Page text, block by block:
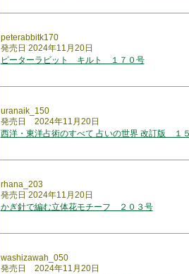
peterabbitk170
発売日 2024年11月20日
ピーターラビット キルト １７０号
uranaik_150
発売日 2024年11月20日
西洋・東洋占術のすべて 占いの世界 改訂版 １
rhana_203
発売日 2024年11月20日
かぎ針で編む立体花モチーフ ２０３号
washizawah_050
発売日 2024年11月20日